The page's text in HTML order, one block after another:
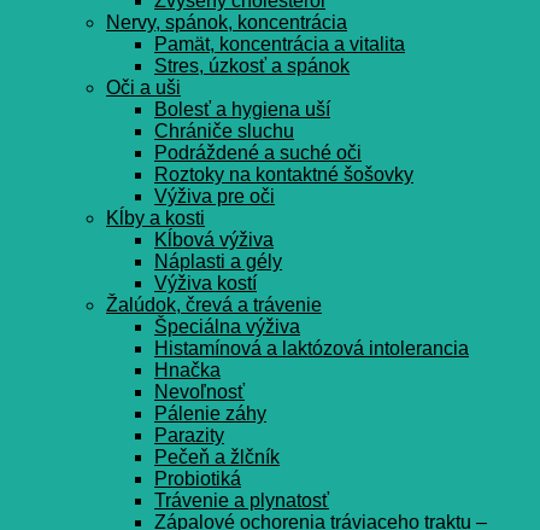
Nervy, spánok, koncentrácia
Pamät, koncentrácia a vitalita
Stres, úzkosť a spánok
Oči a uši
Bolesť a hygiena uší
Chrániče sluchu
Podráždené a suché oči
Roztoky na kontaktné šošovky
Výživa pre oči
Kĺby a kosti
Kĺbová výživa
Náplasti a gély
Výživa kostí
Žalúdok, črevá a trávenie
Špeciálna výživa
Histamínová a laktózová intolerancia
Hnačka
Nevoľnosť
Pálenie záhy
Parazity
Pečeň a žlčník
Probiotiká
Trávenie a plynatosť
Zápalové ochorenia tráviaceho traktu –